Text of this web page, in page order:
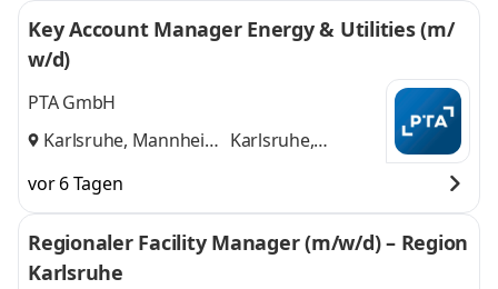
Key Account Manager Energy & Utilities (m/
w/d)
PTA GmbH
Karlsruhe, Mannheim Karlsruhe,
vor 6 Tagen
Regionaler Facility Manager (m/w/d) – Region
Karlsruhe